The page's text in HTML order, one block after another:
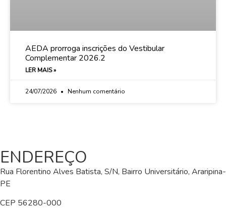
AEDA prorroga inscrições do Vestibular
Complementar 2026.2
LER MAIS »
24/07/2026 Nenhum comentário
ENDEREÇO
Rua Florentino Alves Batista, S/N, Bairro Universitário, Araripina-
PE
CEP 56280-000